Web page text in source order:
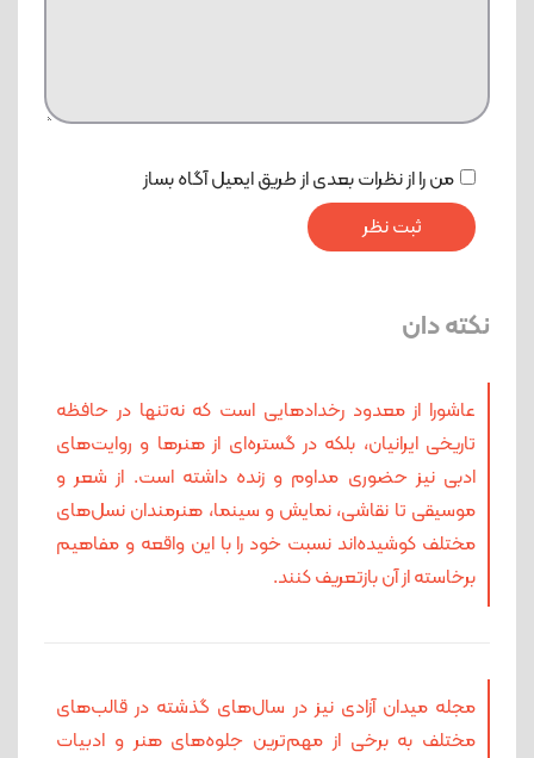
من را از نظرات بعدی از طریق ایمیل آگاه بساز
نکته دان
عاشورا از معدود رخدادهایی است که نه‌تنها در حافظه
تاریخی ایرانیان، بلکه در گستره‌ای از هنرها و روایت‌های
ادبی نیز حضوری مداوم و زنده داشته است. از شعر و
موسیقی تا نقاشی، نمایش و سینما، هنرمندان نسل‌های
مختلف کوشیده‌اند نسبت خود را با این واقعه و مفاهیم
برخاسته از آن بازتعریف کنند.
مجله میدان آزادی نیز در سال‌های گذشته در قالب‌های
مختلف به برخی از مهم‌ترین جلوه‌های هنر و ادبیات